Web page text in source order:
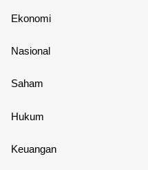
Ekonomi
Nasional
Saham
Hukum
Keuangan